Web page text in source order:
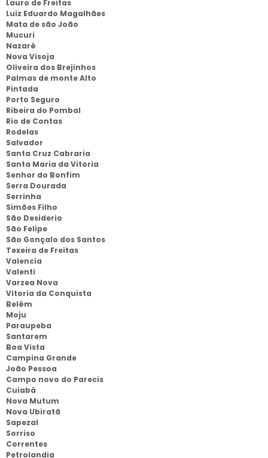
Lauro de Freitas
Luiz Eduardo Magalhães
Mata de são João
Mucuri
Nazaré
Nova Visoja
Oliveira dos Brejinhos
Palmas de monte Alto
Pintada
Porto Seguro
Ribeira do Pombal
Rio de Contas
Rodelas
Salvador
Santa Cruz Cabraria
Santa Maria da Vitoria
Senhor do Bonfim
Serra Dourada
Serrinha
Simões Filho
São Desiderio
São Felipe
São Gonçalo dos Santos
Texeira de Freitas
Valencia
Valenti
Varzea Nova
Vitoria da Conquista
Belém
Moju
Paraupeba
Santarem
Boa Vista
Campina Grande
João Pessoa
Campo novo do Parecis
Cuiabá
Nova Mutum
Nova Ubiratã
Sapezal
Sorriso
Correntes
Petrolandia